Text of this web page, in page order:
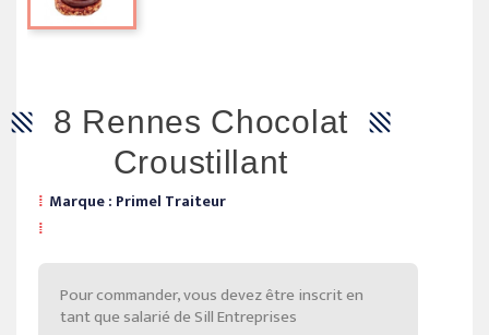
8 Rennes Chocolat
Croustillant
Marque : Primel Traiteur
Pour commander, vous devez être inscrit en
tant que salarié de Sill Entreprises